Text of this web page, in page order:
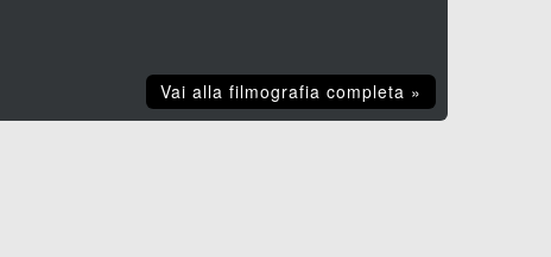
Vai alla filmografia completa »